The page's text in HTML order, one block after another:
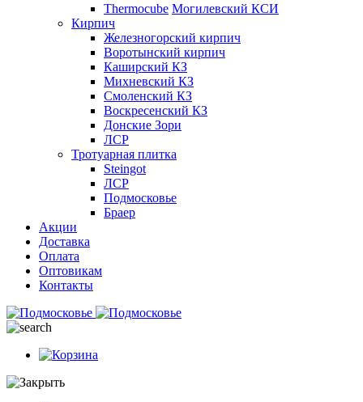
Thermocube Могилевский КСИ
Кирпич
Железногорский кирпич
Воротынский кирпич
Каширский КЗ
Михневский КЗ
Смоленский КЗ
Воскресенский КЗ
Донские Зори
ЛСР
Тротуарная плитка
Steingot
ЛСР
Подмосковье
Браер
Акции
Доставка
Оплата
Оптовикам
Контакты